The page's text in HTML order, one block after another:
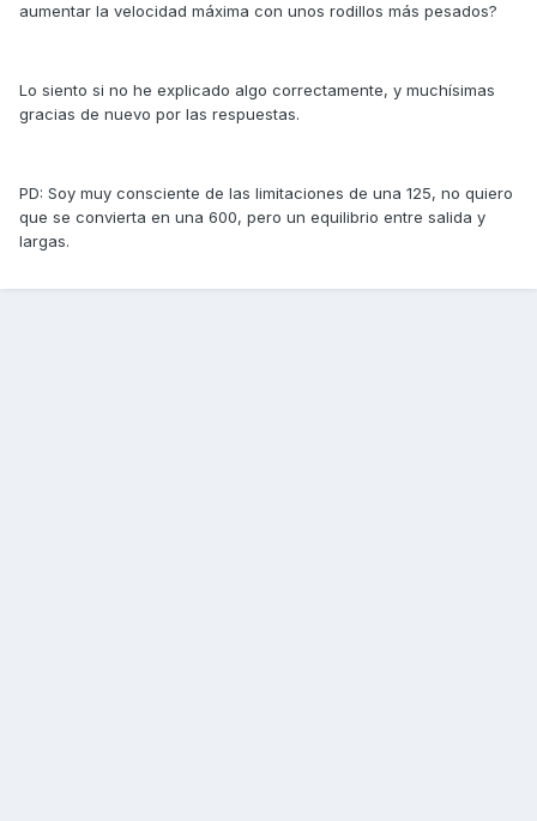
aumentar la velocidad máxima con unos rodillos más pesados?
Lo siento si no he explicado algo correctamente, y muchísimas
gracias de nuevo por las respuestas.
PD: Soy muy consciente de las limitaciones de una 125, no quiero
que se convierta en una 600, pero un equilibrio entre salida y
largas.